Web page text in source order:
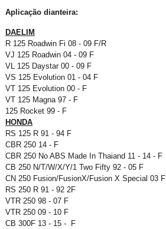
Aplicação dianteira:
DAELIM
R 125 Roadwin Fi 08 - 09 F/R
VJ 125 Roadwin 04 - 09 F
VL 125 Daystar 00 - 09 F
VS 125 Evolution 01 - 04 F
VT 125 Evolution 00 - F
VT 125 Magna 97 - F
125 Rocket 99 - F
HONDA
RS 125 R 91 - 94 F
CBR 250 14 - F
CBR 250 No ABS Made In Thaiand 11 - 14 - F
CB 250 N/T/W/X/Y/1 Two Fifty 92 - 05 F
CN 250 Fusion/FusionX/Fusion X Special 03 F
RS 250 R 91 - 92 2F
VTR 250 98 - 07 F
VTR 250 09 - 10 F
CB 300F 13 - 15 - F